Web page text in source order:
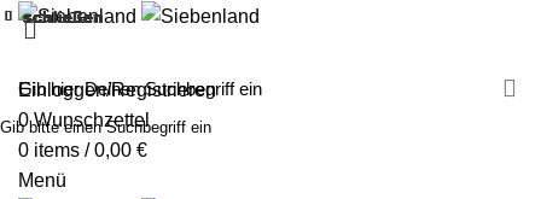
Einloggen/Registrieren
0Wunschzettel
0 items / 0,00 €
Menü
schließen
schließen
schließen
schließen
schließen
schließen
schließen
schließen
schließen
schließen
schließen
schließen
schließen
schließen
schließen
schließen
schließen
schließen
Gib bitte einen Suchbegriff ein